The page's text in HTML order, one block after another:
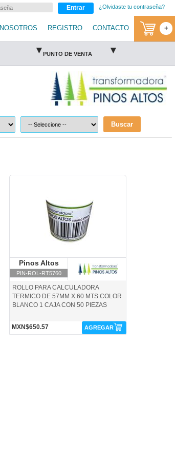
Entrar ¿Olvidaste tu contraseña?
NOSOTROS REGISTRO CONTACTO +
▾ PUNTO DE VENTA ▾
Buscar
Pinos Altos
PIN-ROL-RT5760
Pinos Altos
ROLLO PARA CALCULADORA
TERMICO DE 57MM X 60 MTS COLOR
BLANCO 1 CAJA CON 50 PIEZAS
MXN$650.57 AGREGAR